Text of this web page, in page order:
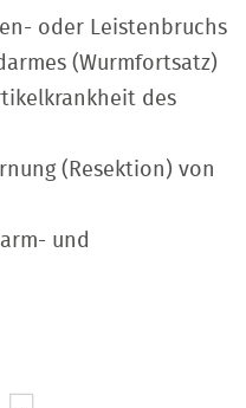
werden.
oder Leistenbruchs
(Wurmfortsatz)
des
(Resektion) von
und